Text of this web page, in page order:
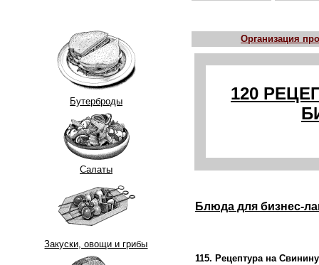
Бутерброды
Салаты
Закуски, овощи и грибы
Организация
120
Блюда для бизнес-
115. Рецептура на